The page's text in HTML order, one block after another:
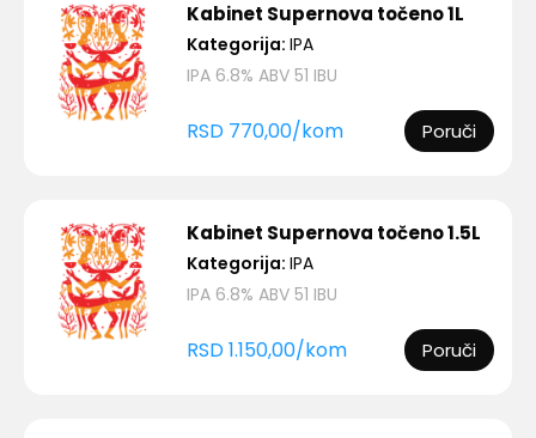
Kabinet Supernova točeno 1L
Kategorija: IPA
IPA 6.8% ABV 51 IBU
RSD 770,00/kom Poruči
Kabinet Supernova točeno 1.5L
Kategorija: IPA
IPA 6.8% ABV 51 IBU
RSD1.150,00/kom Poruči